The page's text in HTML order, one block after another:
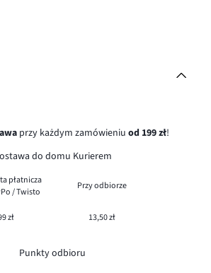
przy każdym zamówieniu od 199 zł!
do domu Kurierem
płatnicza
/ Twisto
Przy odbiorze
zł 13,50 zł
Punkty odbioru